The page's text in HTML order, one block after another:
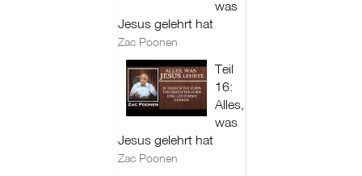
was
Jesus gelehrt hat
Zac Poonen
Teil
16:
Alles,
was
Jesus gelehrt hat
Zac Poonen